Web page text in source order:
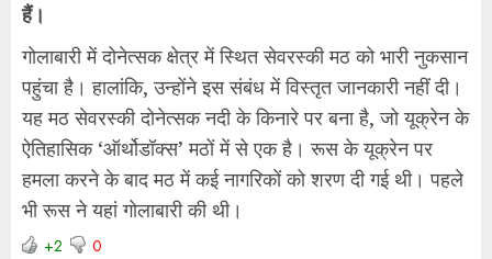
हैं।
गोलाबारी में दोनेत्सक क्षेत्र में स्थित सेवरस्की मठ को भारी नुकसान
पहुंचा है। हालांकि, उन्होंने इस संबंध में विस्तृत जानकारी नहीं दी।
यह मठ सेवरस्की दोनेत्सक नदी के किनारे पर बना है, जो यूक्रेन के
ऐतिहासिक ‘ऑर्थोडॉक्स’ मठों में से एक है। रूस के यूक्रेन पर
हमला करने के बाद मठ में कई नागरिकों को शरण दी गई थी। पहले
भी रूस ने यहां गोलाबारी की थी।
+2 0